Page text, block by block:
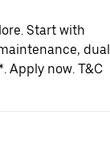
Start with
dual
Apply now. T&C